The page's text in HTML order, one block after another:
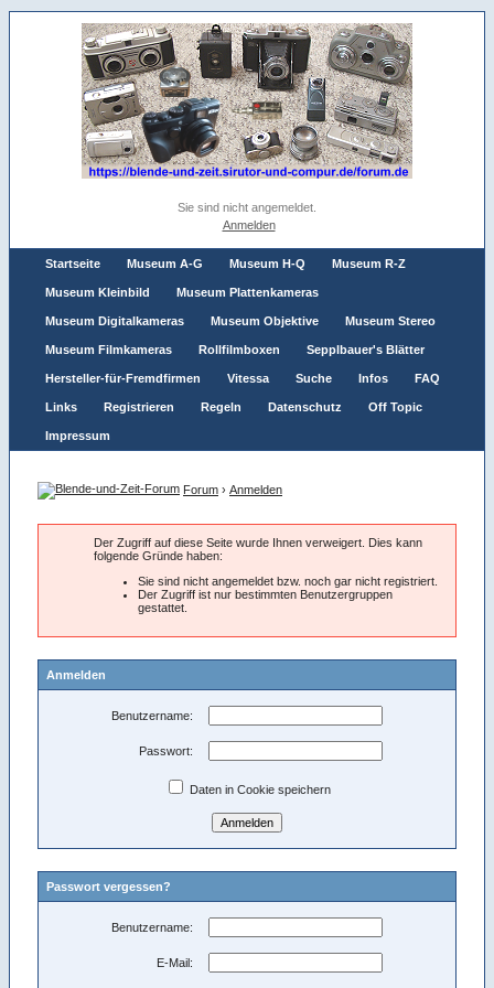
Sie sind nicht angemeldet.
Anmelden
Startseite Museum A-G Museum H-Q Museum R-Z
Museum Kleinbild Museum Plattenkameras
Museum Digitalkameras Museum Objektive Museum Stereo
Museum Filmkameras Rollfilmboxen Sepplbauer's Blätter
Hersteller-für-Fremdfirmen Vitessa Suche Infos FAQ
Links Registrieren Regeln Datenschutz Off Topic
Impressum
Forum › Anmelden
Der Zugriff auf diese Seite wurde Ihnen verweigert. Dies kann
folgende Gründe haben:
Sie sind nicht angemeldet bzw. noch gar nicht registriert.
Der Zugriff ist nur bestimmten Benutzergruppen
gestattet.
Anmelden
Benutzername:
Passwort:
Daten in Cookie speichern
Passwort vergessen?
Benutzername:
E-Mail: